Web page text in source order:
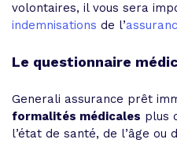
volontaires, il vous sera
indemnisations de l’
Le questionnaire
Generali assurance prêt
formalités médicales plus
l’état de santé, de l’âge ou